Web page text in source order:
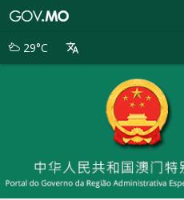
别
29°C